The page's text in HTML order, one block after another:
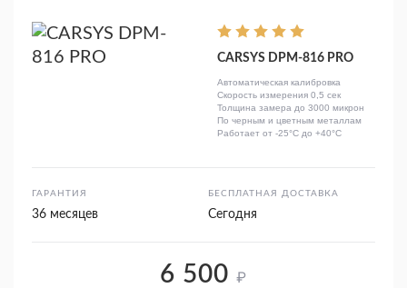
CARSYS DPM-816 PRO
Автоматическая калибровка
Скорость измерения 0,5 сек
Толщина замера до 3000 микрон
По черным и цветным металлам
Работает от -25°C до +40°C
ГАРАНТИЯ
36 месяцев
БЕСПЛАТНАЯ ДОСТАВКА
Сегодня
6 500 ₽